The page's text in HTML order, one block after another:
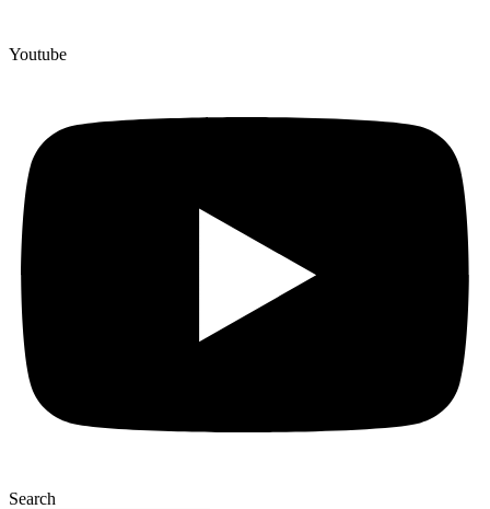
Youtube
Search